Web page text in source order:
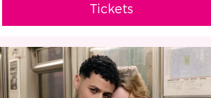
Tickets